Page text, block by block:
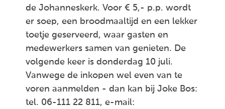
de Johanneskerk. Voor € 5,- p.p. wordt
er soep, een broodmaaltijd en een lekker
toetje geserveerd, waar gasten en
medewerkers samen van genieten. De
volgende keer is donderdag 10 juli.
Vanwege de inkopen wel even van te
voren aanmelden - dan kan bij Joke Bos:
tel. 06-111 22 811, e-mail: